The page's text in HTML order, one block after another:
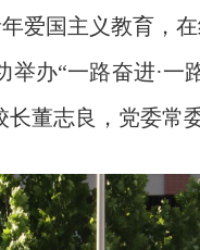
爱国主义教育，
办“一路奋进·
董志良，党委常